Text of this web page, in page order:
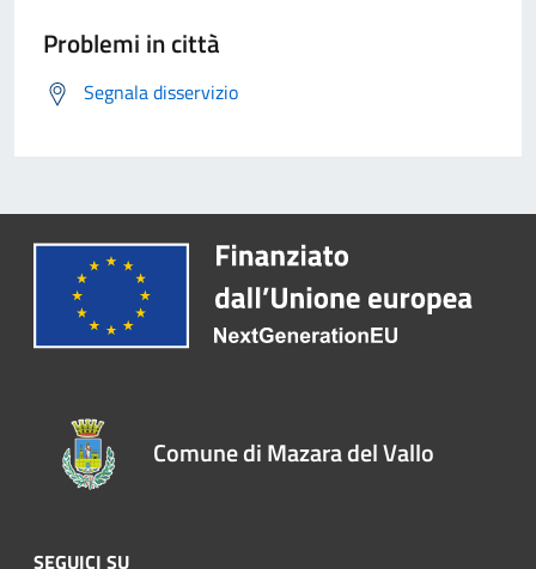
Problemi in città
Segnala disservizio
Comune di Mazara del Vallo
SEGUICI SU